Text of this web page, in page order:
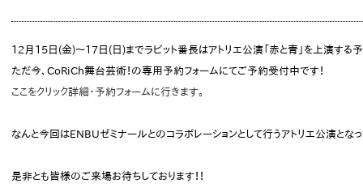
12月15日(金)～17日(日)までラビット番長はアトリエ公演「赤と青」を上演する予
ただ今、CoRiCh舞台芸術！の専用予約フォームにてご予約受付中です！
ここをクリック詳細・予約フォームに行きます。
なんと今回はENBUゼミナールとのコラボレーションとして行うアトリエ公演となっ
是非とも皆様のご来場お待ちしております！！